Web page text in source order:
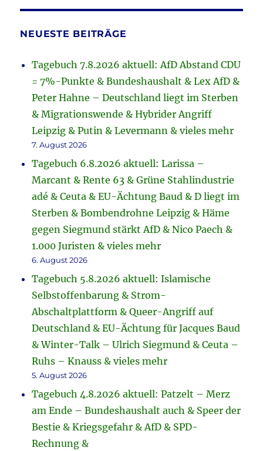
NEUESTE BEITRÄGE
Tagebuch 7.8.2026 aktuell: AfD Abstand CDU
= 7%-Punkte & Bundeshaushalt & Lex AfD &
Peter Hahne – Deutschland liegt im Sterben
& Migrationswende & Hybrider Angriff
Leipzig & Putin & Levermann & vieles mehr
7. August 2026
Tagebuch 6.8.2026 aktuell: Larissa –
Marcant & Rente 63 & Grüne Stahlindustrie
adé & Ceuta & EU-Ächtung Baud & D liegt im
Sterben & Bombendrohne Leipzig & Häme
gegen Siegmund stärkt AfD & Nico Paech &
1.000 Juristen & vieles mehr
6. August 2026
Tagebuch 5.8.2026 aktuell: Islamische
Selbstoffenbarung & Strom-
Abschaltplattform & Queer-Angriff auf
Deutschland & EU-Ächtung für Jacques Baud
& Winter-Talk – Ulrich Siegmund & Ceuta –
Ruhs – Knauss & vieles mehr
5. August 2026
Tagebuch 4.8.2026 aktuell: Patzelt – Merz
am Ende – Bundeshaushalt auch & Speer der
Bestie & Kriegsgefahr & AfD & SPD-
Rechnung &